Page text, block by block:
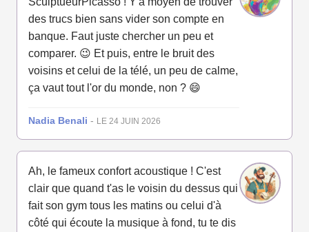
des trucs bien sans vider son compte en
banque. Faut juste chercher un peu et
comparer. 😉 Et puis, entre le bruit des
voisins et celui de la télé, un peu de calme,
ça vaut tout l'or du monde, non ? 😄
Nadia Benali - LE 24 JUIN 2026
Ah, le fameux confort acoustique ! C'est
clair que quand t'as le voisin du dessus qui
fait son gym tous les matins ou celui d'à
côté qui écoute la musique à fond, tu te dis